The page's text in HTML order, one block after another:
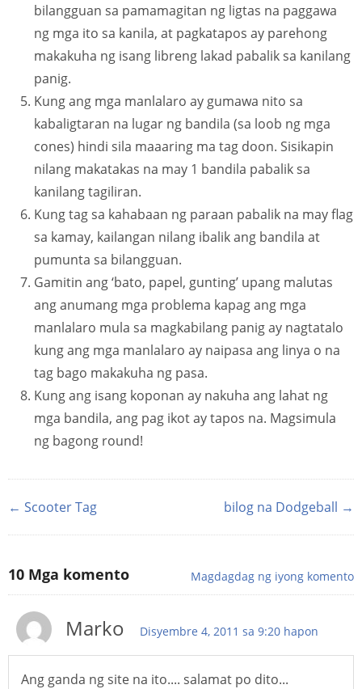
bilangguan sa pamamagitan ng ligtas na paggawa
ng mga ito sa kanila, at pagkatapos ay parehong
makakuha ng isang libreng lakad pabalik sa kanilang
panig.
Kung ang mga manlalaro ay gumawa nito sa
kabaligtaran na lugar ng bandila (sa loob ng mga
cones) hindi sila maaaring ma tag doon. Sisikapin
nilang makatakas na may 1 bandila pabalik sa
kanilang tagiliran.
Kung tag sa kahabaan ng paraan pabalik na may flag
sa kamay, kailangan nilang ibalik ang bandila at
pumunta sa bilangguan.
Gamitin ang ‘bato, papel, gunting’ upang malutas
ang anumang mga problema kapag ang mga
manlalaro mula sa magkabilang panig ay nagtatalo
kung ang mga manlalaro ay naipasa ang linya o na
tag bago makakuha ng pasa.
Kung ang isang koponan ay nakuha ang lahat ng
mga bandila, ang pag ikot ay tapos na. Magsimula
ng bagong round!
← Scooter Tag bilog na Dodgeball →
10 Mga komento Magdagdag ng iyong komento
Marko Disyembre 4, 2011 sa 9:20 hapon
Ang ganda ng site na ito.... salamat po dito...